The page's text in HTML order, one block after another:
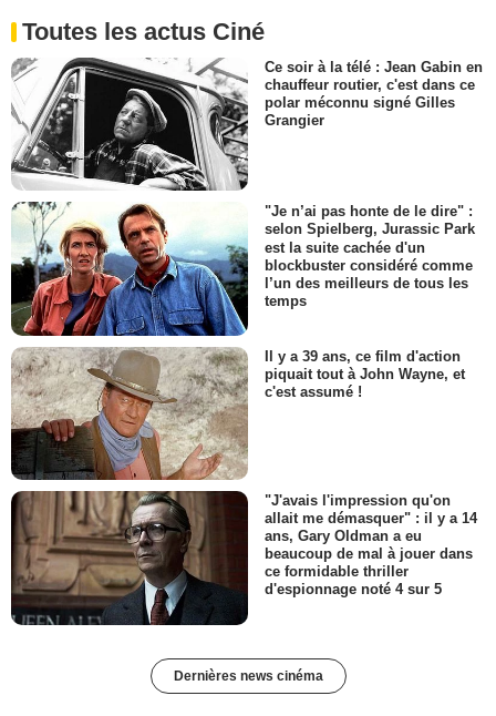
Toutes les actus Ciné
Ce soir à la télé : Jean Gabin en
chauffeur routier, c'est dans ce
polar méconnu signé Gilles
Grangier
"Je n’ai pas honte de le dire" :
selon Spielberg, Jurassic Park
est la suite cachée d'un
blockbuster considéré comme
l’un des meilleurs de tous les
temps
Il y a 39 ans, ce film d'action
piquait tout à John Wayne, et
c'est assumé !
"J'avais l'impression qu'on
allait me démasquer" : il y a 14
ans, Gary Oldman a eu
beaucoup de mal à jouer dans
ce formidable thriller
d'espionnage noté 4 sur 5
Dernières news cinéma